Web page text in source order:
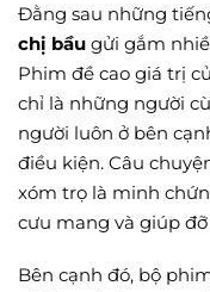
Đằng sau những
chị bầu gửi gắm
Phim đề cao giá trị
chỉ là những người
người luôn ở bên
điều kiện. Câu
xóm trọ là minh
cưu mang và giúp
Bên cạnh đó, bộ